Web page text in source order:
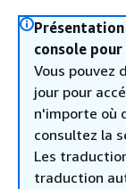
Présentation
console pour
Vous pouvez
jour pour
n'importe où
consultez la
Les
traduction